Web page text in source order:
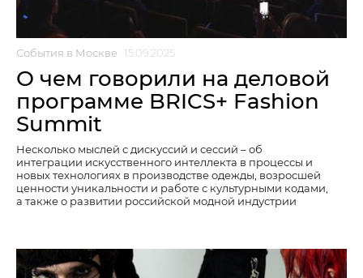
События в Москве 15.09.2025
О чем говорили на деловой
программе BRICS+ Fashion
Summit
Несколько мыслей с дискуссий и сессий – об
интеграции искусственного интеллекта в процессы и
новых технологиях в производстве одежды, возросшей
ценности уникальности и работе с культурными кодами,
а также о развитии российской модной индустрии